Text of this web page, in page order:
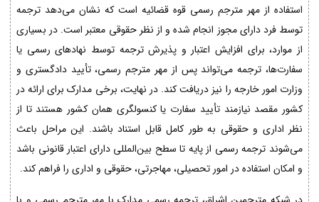
استفاده از مهر مترجم رسمی قوه قضائیه است که نشان می‌دهد ترجمه
توسط فرد دارای مجوز انجام شده و از نظر حقوقی معتبر است. در بسیاری
از موارد، برای افزایش اعتبار و پذیرش ترجمه توسط نهادهای رسمی یا
سفارت‌ها، ترجمه می‌تواند پس از مهر مترجم رسمی، تأیید دادگستری و
وزارت امور خارجه را نیز دریافت کند. در نهایت، برخی مدارک برای ارائه در
کشور مقصد نیازمند تأیید سفارت یا کنسولگری همان کشور هستند تا از
نظر اداری و حقوقی به طور کامل قابل استناد باشند. این مراحل باعث
می‌شوند ترجمه رسمی از پایه تا سطح بین‌المللی دارای اعتبار قانونی باشد
و امکان استفاده در امور تحصیلی، مهاجرتی، حقوقی و اداری را فراهم کند.